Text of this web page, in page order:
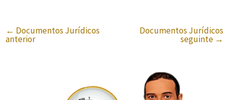
← Documentos Jurídicos
anterior
Documentos Jurídicos
seguinte →